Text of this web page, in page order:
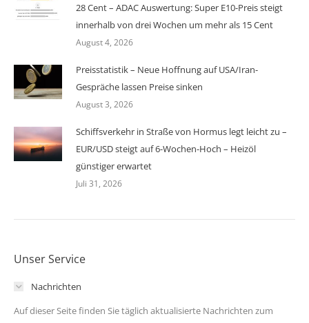
28 Cent – ADAC Auswertung: Super E10-Preis steigt
innerhalb von drei Wochen um mehr als 15 Cent
August 4, 2026
Preisstatistik – Neue Hoffnung auf USA/Iran-
Gespräche lassen Preise sinken
August 3, 2026
Schiffsverkehr in Straße von Hormus legt leicht zu –
EUR/USD steigt auf 6-Wochen-Hoch – Heizöl
günstiger erwartet
Juli 31, 2026
Unser Service
Nachrichten
Auf dieser Seite finden Sie täglich aktualisierte Nachrichten zum